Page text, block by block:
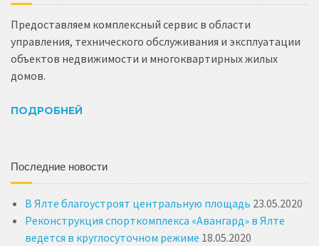
Предоставляем комплексный сервис в области
управления, технического обслуживания и эксплуатации
объектов недвижимости и многоквартирных жилых
домов.
ПОДРОБНЕЙ
Последние новости
В Ялте благоустроят центральную площадь 23.05.2020
Реконструкция спорткомплекса «Авангард» в Ялте
ведется в круглосуточном режиме 18.05.2020